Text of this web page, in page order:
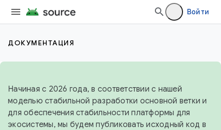
Войти
ДОКУМЕНТАЦИЯ
Начиная с 2026 года, в соответствии с нашей
моделью стабильной разработки основной ветки и
для обеспечения стабильности платформы для
экосистемы, мы будем публиковать исходный код в